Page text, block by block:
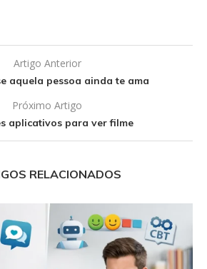
Artigo Anterior
aquela pessoa ainda te ama
Próximo Artigo
aplicativos para ver filme
RELACIONADOS